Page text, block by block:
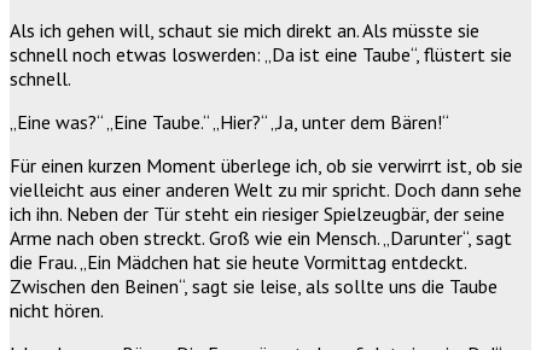
Als ich gehen will, schaut sie mich direkt an. Als müsste sie
schnell noch etwas loswerden: „Da ist eine Taube“, flüstert sie
schnell.
„Eine was?“ „Eine Taube.“ „Hier?“ „Ja, unter dem Bären!“
Für einen kurzen Moment überlege ich, ob sie verwirrt ist, ob sie
vielleicht aus einer anderen Welt zu mir spricht. Doch dann sehe
ich ihn. Neben der Tür steht ein riesiger Spielzeugbär, der seine
Arme nach oben streckt. Groß wie ein Mensch. „Darunter“, sagt
die Frau. „Ein Mädchen hat sie heute Vormittag entdeckt.
Zwischen den Beinen“, sagt sie leise, als sollte uns die Taube
nicht hören.